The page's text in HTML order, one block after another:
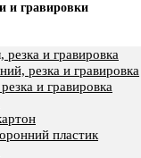
и гравировки
резка и гравировка
резка и гравировка
и гравировка
пластик